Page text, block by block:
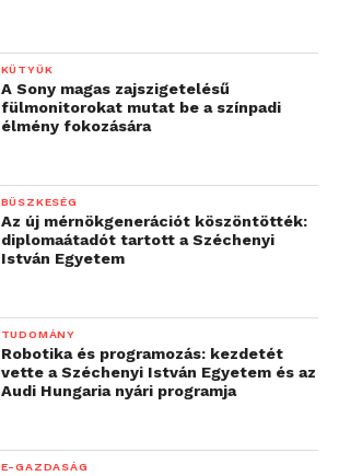
KÜTYÜK
A Sony magas zajszigetelésű
fülmonitorokat mutat be a színpadi
élmény fokozására
BÜSZKESÉG
Az új mérnökgenerációt köszöntötték:
diplomaátadót tartott a Széchenyi
István Egyetem
TUDOMÁNY
Robotika és programozás: kezdetét
vette a Széchenyi István Egyetem és az
Audi Hungaria nyári programja
E-GAZDASÁG